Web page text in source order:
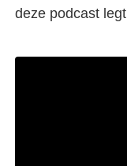
deze podcast